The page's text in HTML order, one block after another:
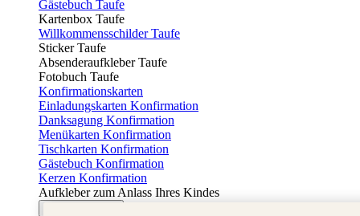
Gästebuch Taufe
Kartenbox Taufe
Willkommensschilder Taufe
Sticker Taufe
Absenderaufkleber Taufe
Fotobuch Taufe
Konfirmationskarten
Einladungskarten Konfirmation
Danksagung Konfirmation
Menükarten Konfirmation
Tischkarten Konfirmation
Gästebuch Konfirmation
Kerzen Konfirmation
Aufkleber zum Anlass Ihres Kindes